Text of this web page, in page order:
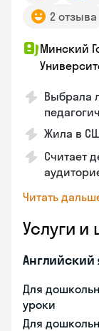
2 отзыва
Минский
Выбрала
Жила в
Считает
Читать
Услуги и
Английский
Для
уроки
Для